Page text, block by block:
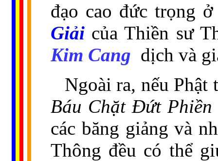
đạo cao đức trọng
Giải của Thiền sư
Kim Cang dịch và
Ngoài ra, nếu Phật
Báu Chặt Đứt Phiền
các băng giảng và
Thông đều có thể